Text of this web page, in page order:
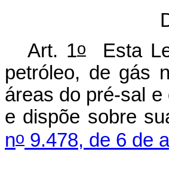
Art. 1oEsta Lei
petróleo, de gás
áreas do pré-sal
e dispõe sobre
no 9.478, de 6 de